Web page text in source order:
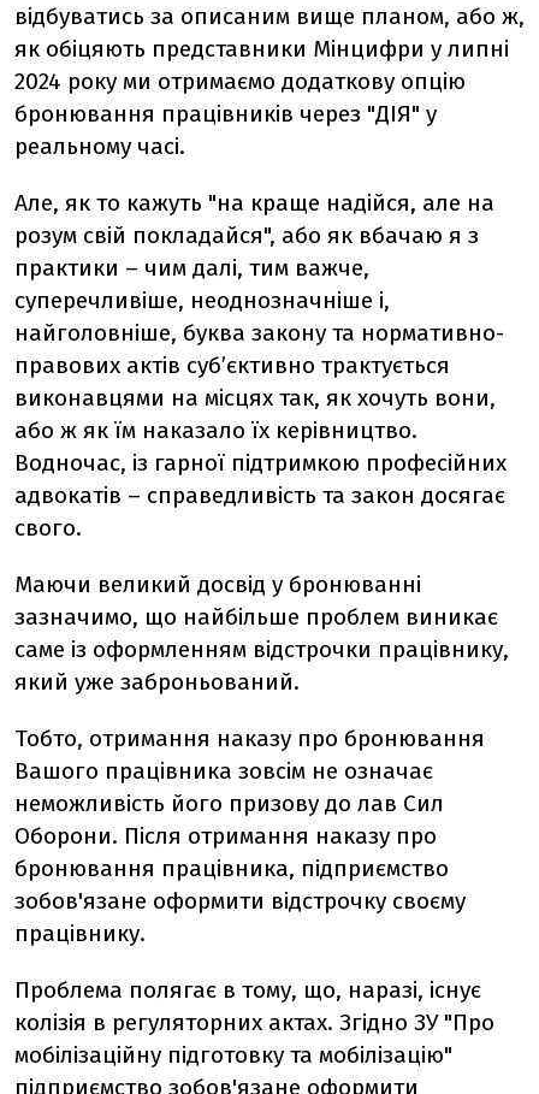
відбуватись за описаним вище планом, або ж,
як обіцяють представники Мінцифри у липні
2024 року ми отримаємо додаткову опцію
бронювання працівників через "ДІЯ" у
реальному часі.
Але, як то кажуть "на краще надійся, але на
розум свій покладайся", або як вбачаю я з
практики – чим далі, тим важче,
суперечливіше, неоднозначніше і,
найголовніше, буква закону та нормативно-
правових актів суб’єктивно трактується
виконавцями на місцях так, як хочуть вони,
або ж як їм наказало їх керівництво.
Водночас, із гарної підтримкою професійних
адвокатів – справедливість та закон досягає
свого.
Маючи великий досвід у бронюванні
зазначимо, що найбільше проблем виникає
саме із оформленням відстрочки працівнику,
який уже заброньований.
Тобто, отримання наказу про бронювання
Вашого працівника зовсім не означає
неможливість його призову до лав Сил
Оборони. Після отримання наказу про
бронювання працівника, підприємство
зобов'язане оформити відстрочку своєму
працівнику.
Проблема полягає в тому, що, наразі, існує
колізія в регуляторних актах. Згідно ЗУ "Про
мобілізаційну підготовку та мобілізацію"
підприємство зобов'язане оформити